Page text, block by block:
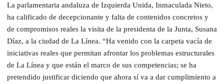
La parlamentaria andaluza de Izquierda Unida, Inmaculada Nieto,
ha calificado de decepcionante y falta de contenidos concretos y
de compromisos reales la visita de la presidenta de la Junta, Susana
Díaz, a la ciudad de La Línea. “Ha venido con la carpeta vacía de
iniciativas reales que permitan afrontar los problemas estructurales
de La Línea y que están el marco de sus competencias; se ha
pretendido justificar diciendo que ahora sí va a dar cumplimiento a